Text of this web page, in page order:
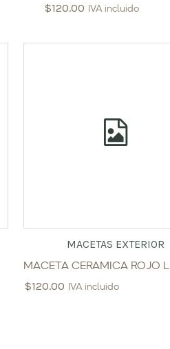
$120.00 IVA incluido
MACETAS EXTERIOR
MACETA CERAMICA ROJO L
$120.00 IVA incluido